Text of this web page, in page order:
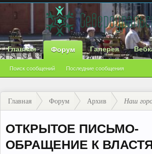
Главная Форум
Поиск сообщений Последние сообщения
Галерея
Главная Форум Архив Наш
ОТКРЫТОЕ ПИСЬМО-
ОБРАЩЕНИЕ К